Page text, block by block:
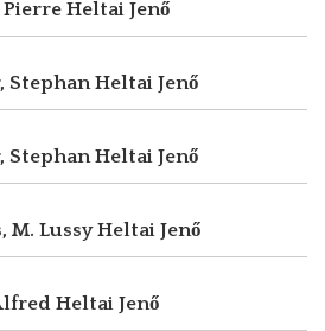
Pierre Heltai Jenő
StephanHeltai Jenő
StephanHeltai Jenő
M. LussyHeltai Jenő
Heltai Jenő